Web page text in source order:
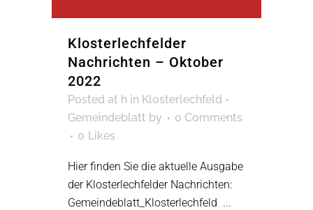
Klosterlechfelder
Nachrichten – Oktober
2022
Posted at h in Klosterlechfeld -
Gemeindeblatt by
0 Comments
0 Likes
Hier finden Sie die aktuelle Ausgabe
der Klosterlechfelder Nachrichten:
Gemeindeblatt_Klosterlechfeld ...